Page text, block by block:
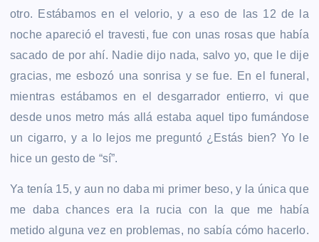
otro. Estábamos en el velorio, y a eso de las 12 de la
noche apareció el travesti, fue con unas rosas que había
sacado de por ahí. Nadie dijo nada, salvo yo, que le dije
gracias, me esbozó una sonrisa y se fue. En el funeral,
mientras estábamos en el desgarrador entierro, vi que
desde unos metro más allá estaba aquel tipo fumándose
un cigarro, y a lo lejos me preguntó ¿Estás bien? Yo le
hice un gesto de “sí”.
Ya tenía 15, y aun no daba mi primer beso, y la única que
me daba chances era la rucia con la que me había
metido alguna vez en problemas, no sabía cómo hacerlo.